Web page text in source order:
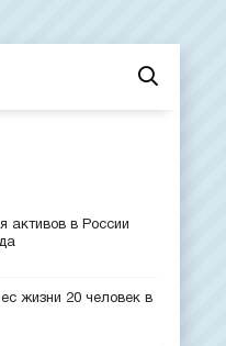
активов в России
жизни 20 человек в